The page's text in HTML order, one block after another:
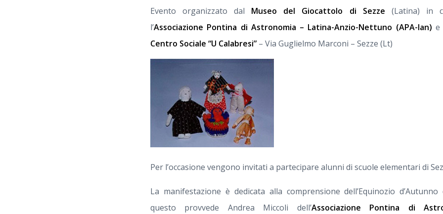
Evento organizzato dal Museo del Giocattolo di Sezze (Latina) in
l’Associazione Pontina di Astronomia – Latina-Anzio-Nettuno (APA-lan) e
Centro Sociale “U Calabresi” – Via Guglielmo Marconi – Sezze (Lt)
Per l’occasione vengono invitati a partecipare alunni di scuole elementari di
La manifestazione è dedicata alla comprensione dell’Equinozio
questo provvede Andrea Miccoli dell’Associazione Pontina di